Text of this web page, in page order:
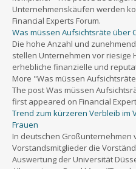
Unternehmenskäufen werden
Financial Experts Forum.
Was müssen Aufsichtsräte über
Die hohe Anzahl und
stellen Unternehmen vor riesige
erhebliche finanzielle und
More "Was müssen
The post Was müssen
first appeared on Financial
Trend zum kürzeren Verbleib im
Frauen
In deutschen Großunternehmen
Vorstandsmitglieder die
Auswertung der Universität